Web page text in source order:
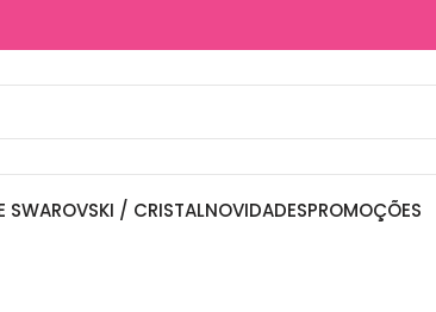
SWAROVSKI / CRISTALNOVIDADESPROMOÇÕES